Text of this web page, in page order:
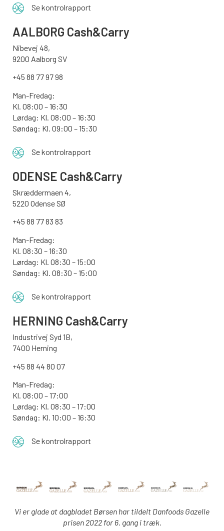
Se kontrolrapport
AALBORG Cash&Carry
Nibevej 48,
9200 Aalborg SV
+45 88 77 97 98
Man-Fredag:
Kl. 08:00 – 16:30
Lørdag: Kl. 08:00 – 16:30
Søndag: Kl. 09:00 – 15:30
Se kontrolrapport
ODENSE Cash&Carry
Skræddermaen 4,
5220 Odense SØ
+45 88 77 83 83
Man-Fredag:
Kl. 08:30 – 16:30
Lørdag: Kl. 08:30 – 15:00
Søndag: Kl. 08:30 – 15:00
Se kontrolrapport
HERNING Cash&Carry
Industrivej Syd 1B,
7400 Herning
+45 88 44 80 07
Man-Fredag:
Kl. 08:00 – 17:00
Lørdag: Kl. 08:30 – 17:00
Søndag: Kl. 10:00 – 16:30
Se kontrolrapport
Vi er glade at dagbladet Børsen har tildelt Danfoods Gazelle
prisen 2022 for 6. gang i træk.